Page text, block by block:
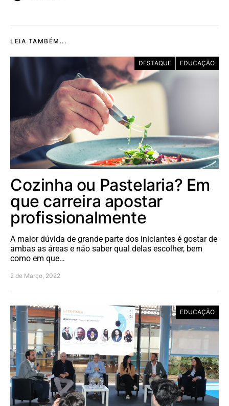
LEIA TAMBÉM...
DESTAQUE EDUCAÇÃO
Cozinha ou Pastelaria? Em
que carreira apostar
profissionalmente
A maior dúvida de grande parte dos iniciantes é gostar de
ambas as áreas e não saber qual delas escolher, bem
como em que…
2 de Março, 2022
EDUCAÇÃO